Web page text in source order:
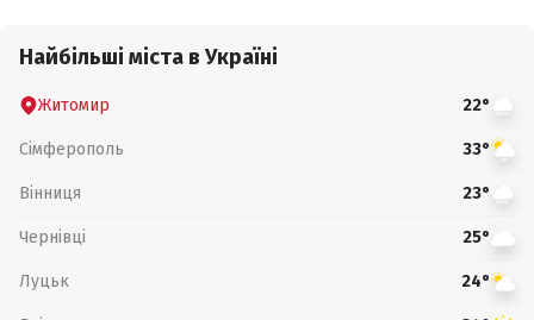
Найбільші міста в Україні
Житомир 22°
Сімферополь 33°
Вінниця 23°
Чернівці 25°
Луцьк 24°